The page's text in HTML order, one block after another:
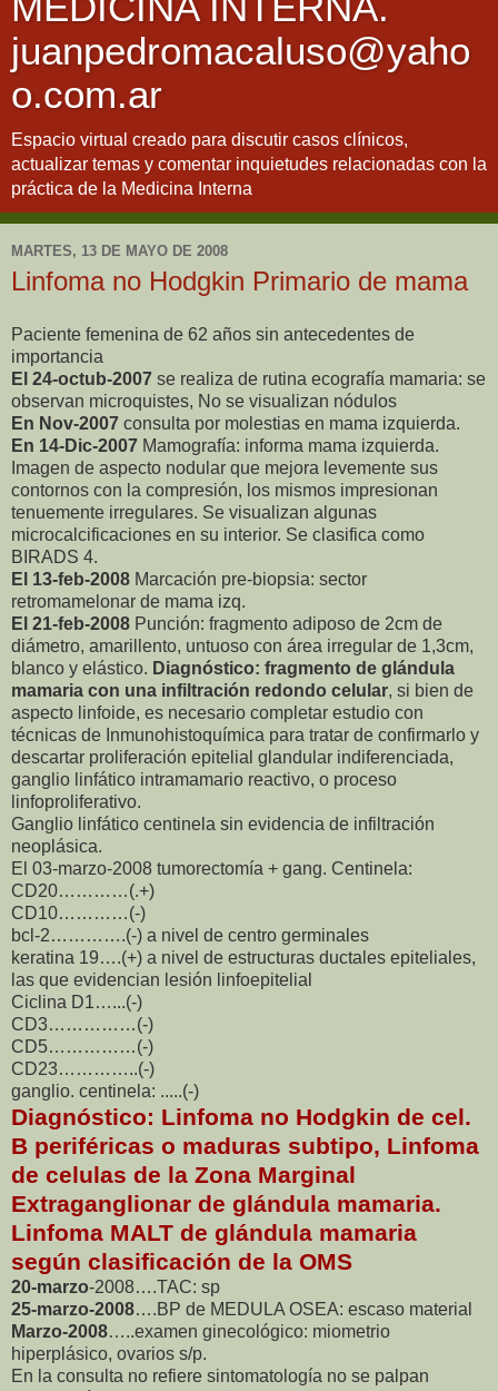
juanpedromacaluso@yaho
o.com.ar
Espacio virtual creado para discutir casos clínicos,
actualizar temas y comentar inquietudes relacionadas con la
práctica de la Medicina Interna
MARTES, 13 DE MAYO DE 2008
Linfoma no Hodgkin Primario de mama
Paciente femenina de 62 años sin antecedentes de
importancia
El 24-octub-2007 se realiza de rutina ecografía mamaria: se
observan microquistes, No se visualizan nódulos
En Nov-2007 consulta por molestias en mama izquierda.
En 14-Dic-2007 Mamografía: informa mama izquierda.
Imagen de aspecto nodular que mejora levemente sus
contornos con la compresión, los mismos impresionan
tenuemente irregulares. Se visualizan algunas
microcalcificaciones en su interior. Se clasifica como
BIRADS 4.
El 13-feb-2008 Marcación pre-biopsia: sector
retromamelonar de mama izq.
El 21-feb-2008 Punción: fragmento adiposo de 2cm de
diámetro, amarillento, untuoso con área irregular de 1,3cm,
blanco y elástico. Diagnóstico: fragmento de glándula
mamaria con una infiltración redondo celular, si bien de
aspecto linfoide, es necesario completar estudio con
técnicas de Inmunohistoquímica para tratar de confirmarlo y
descartar proliferación epitelial glandular indiferenciada,
ganglio linfático intramamario reactivo, o proceso
linfoproliferativo.
Ganglio linfático centinela sin evidencia de infiltración
neoplásica.
El 03-marzo-2008 tumorectomía + gang. Centinela:
CD20…………(.+)
CD10…………(-)
bcl-2………….(-) a nivel de centro germinales
keratina 19….(+) a nivel de estructuras ductales epiteliales,
las que evidencian lesión linfoepitelial
Ciclina D1…...(-)
CD3……………(-)
CD5……………(-)
CD23…………..(-)
ganglio. centinela: .....(-)
Diagnóstico: Linfoma no Hodgkin de cel.
B periféricas o maduras subtipo, Linfoma
de celulas de la Zona Marginal
Extraganglionar de glándula mamaria.
Linfoma MALT de glándula mamaria
según clasificación de la OMS
20-marzo-2008….TAC: sp
25-marzo-2008….BP de MEDULA OSEA: escaso material
Marzo-2008…..examen ginecológico: miometrio
hiperplásico, ovarios s/p.
En la consulta no refiere sintomatología no se palpan